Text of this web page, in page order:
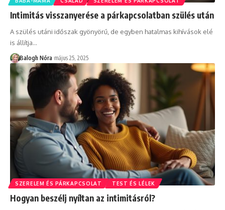
Intimitás visszanyerése a párkapcsolatban szülés után
A szülés utáni időszak gyönyörű, de egyben hatalmas kihívások elé
is állítja…
Balogh Nóra május 25, 2025
SZERELEM ÉS PÁRKAPCSOLAT TEST ÉS LÉLEK
Hogyan beszélj nyíltan az intimitásról?